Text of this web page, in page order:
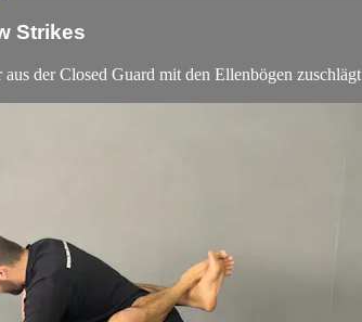
Strikes
der Closed Guard mit den Ellenbögen zuschlägt